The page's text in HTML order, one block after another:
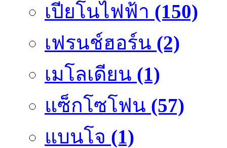
เปียโนไฟฟ้า (150)
เฟรนช์ฮอร์น (2)
เมโลเดียน (1)
แซ็กโซโฟน (57)
แบนโจ (1)